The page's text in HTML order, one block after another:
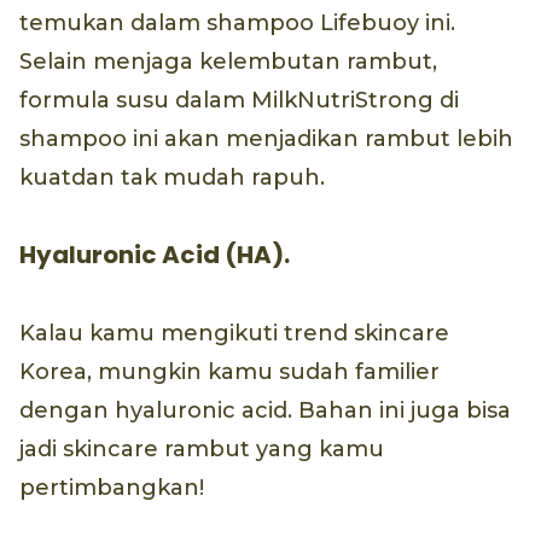
temukan dalam shampoo Lifebuoy ini.
Selain menjaga kelembutan rambut,
formula susu dalam MilkNutriStrong di
shampoo ini akan menjadikan rambut lebih
kuatdan tak mudah rapuh.
Hyaluronic Acid (HA).
Kalau kamu mengikuti trend skincare
Korea, mungkin kamu sudah familier
dengan hyaluronic acid. Bahan ini juga bisa
jadi skincare rambut yang kamu
pertimbangkan!